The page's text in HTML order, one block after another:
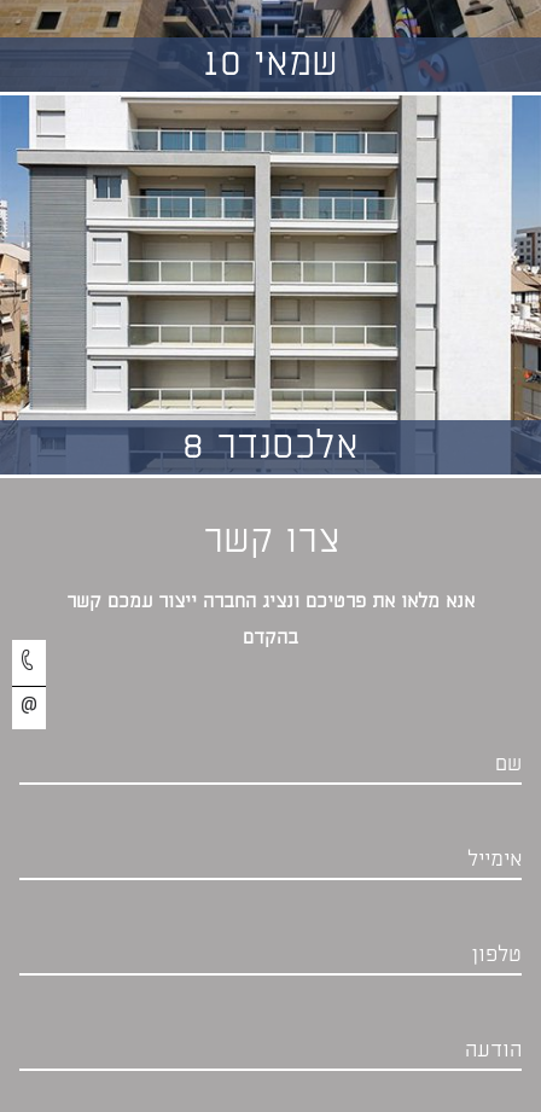
שמאי 10
אלכסנדר 8
צרו קשר
אנא מלאו את פרטיכם ונציג החברה ייצור עמכם קשר
בהקדם‎
שם
אימייל
טלפון
הודעה